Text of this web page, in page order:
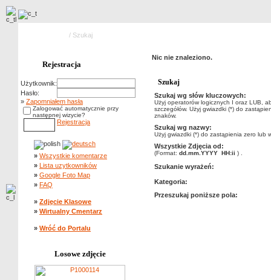
/ Szukaj
Rejestracja
Użytkownik:
Hasło:
» Zapomniałem hasła
Zalogować automatycznie przy
następnej wizycie?
Rejestracja
» Wszystkie komentarze
» Lista uzytkowników
» Google Foto Map
» FAQ
» Zdjęcie Klasowe
» Wirtualny Cmentarz
» Wróć do Portalu
Losowe zdjęcie
Nic nie znaleziono.
Szukaj
Szukaj wg słów kluczowych:
Użyj operatorów logicznych I oraz LUB,
szczegółów. Użyj gwiazdki (*) do
znaków.
Szukaj wg nazwy:
Użyj gwiazdki (*) do zastąpienia zero lub
Wszystkie Zdjęcia od:
(Format: dd.mm.YYYY HH:ii ) .
Szukanie wyrażeń:
Kategoria:
Przeszukaj poniższe pola: